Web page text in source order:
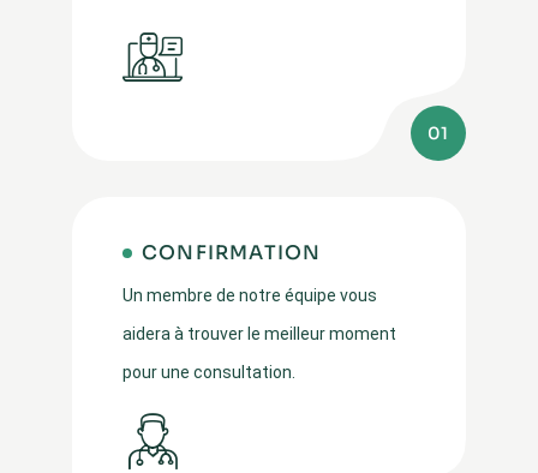
01
CONFIRMATION
Un membre de notre équipe vous
aidera à trouver le meilleur moment
pour une consultation.